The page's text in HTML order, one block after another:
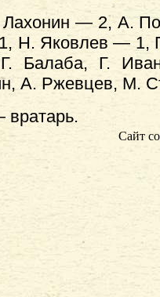
— 2, А.
Н. Яковлев — 1,
Г. Балаба, Г.
А. Ржевцев, М.
Сайт